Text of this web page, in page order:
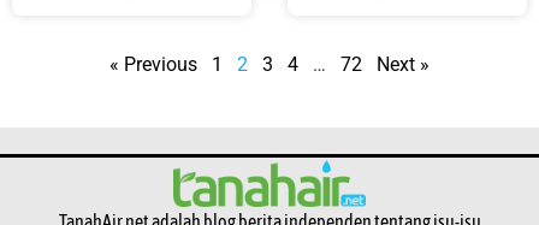
« Previous 1 2 3 4 … 72 Next »